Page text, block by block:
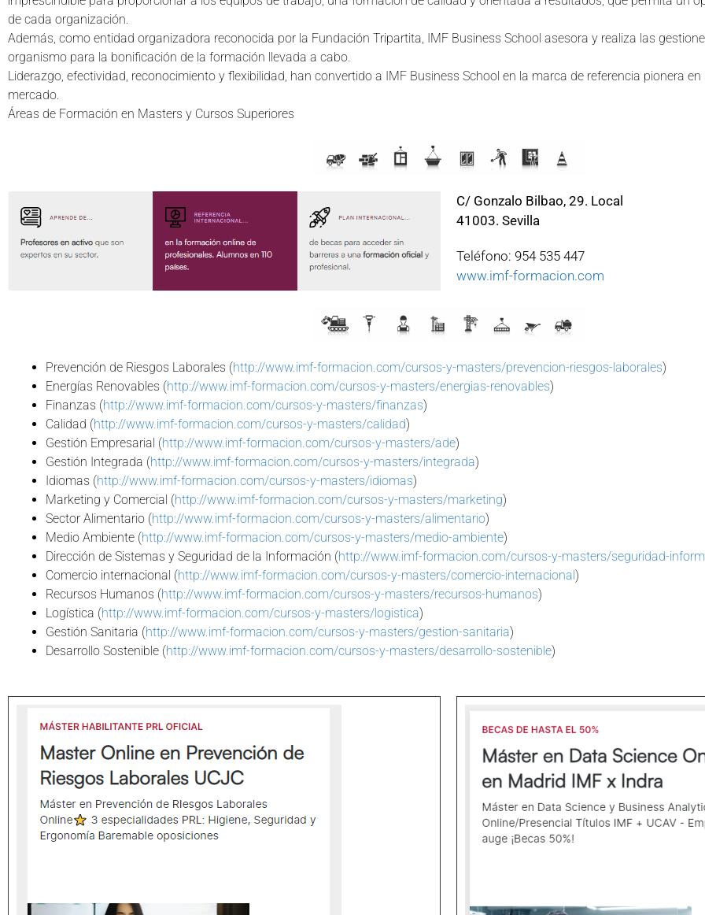
de cada organización.
Además, como entidad organizadora reconocida por la Fundación Tripartita, IMF Business School asesora y realiza las
organismo para la bonificación de la formación llevada a cabo.
Liderazgo, efectividad, reconocimiento y flexibilidad, han convertido a IMF Business School en la marca de referencia pionera
mercado.
Áreas de Formación en Masters y Cursos Superiores
C/ Gonzalo Bilbao, 29. Local
41003. Sevilla
Teléfono: 954 535 447
www.imf-formacion.com
Prevención de Riesgos Laborales (http://www.imf-formacion.com/cursos-y-masters/prevencion-riesgos-laborales)
Energías Renovables (http://www.imf-formacion.com/cursos-y-masters/energias-renovables)
Finanzas (http://www.imf-formacion.com/cursos-y-masters/finanzas)
Calidad (http://www.imf-formacion.com/cursos-y-masters/calidad)
Gestión Empresarial (http://www.imf-formacion.com/cursos-y-masters/ade)
Gestión Integrada (http://www.imf-formacion.com/cursos-y-masters/integrada)
Idiomas (http://www.imf-formacion.com/cursos-y-masters/idiomas)
Marketing y Comercial (http://www.imf-formacion.com/cursos-y-masters/marketing)
Sector Alimentario (http://www.imf-formacion.com/cursos-y-masters/alimentario)
Medio Ambiente (http://www.imf-formacion.com/cursos-y-masters/medio-ambiente)
Dirección de Sistemas y Seguridad de la Información (http://www.imf-formacion.com/cursos-y-masters/seguridad-
Comercio internacional (http://www.imf-formacion.com/cursos-y-masters/comercio-internacional)
Recursos Humanos (http://www.imf-formacion.com/cursos-y-masters/recursos-humanos)
Logística (http://www.imf-formacion.com/cursos-y-masters/logistica)
Gestión Sanitaria (http://www.imf-formacion.com/cursos-y-masters/gestion-sanitaria)
Desarrollo Sostenible (http://www.imf-formacion.com/cursos-y-masters/desarrollo-sostenible)